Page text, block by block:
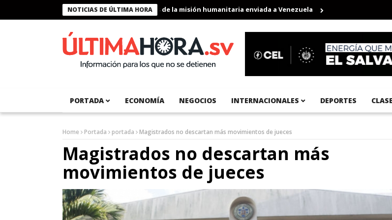
NOTICIAS DE ÚLTIMA HORA
Presidente Bukele condecora a miembros de la misión humanitaria enviada a Venezuela Aeropuerto
PORTADA ECONOMÍA NEGOCIOS INTERNACIONALES DEPORTES
Home Portada portada Magistrados no descartan más movimientos de jueces
Magistrados no descartan más
movimientos de jueces